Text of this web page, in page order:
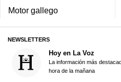
Motor gallego
NEWSLETTERS
Hoy en La Voz
La información más
hora de la mañana